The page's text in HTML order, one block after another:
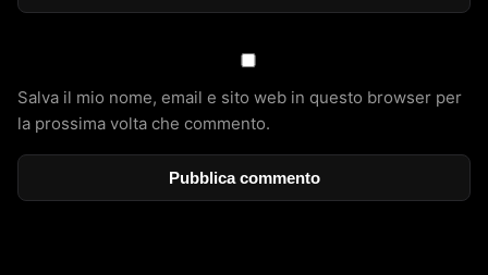
Salva il mio nome, email e sito web in questo browser per
la prossima volta che commento.